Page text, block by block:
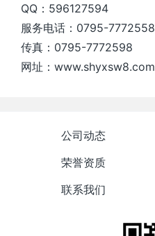
QQ：596127594
服务电话：0795-7772558
传真：0795-7772598
网址：www.shyxsw8.com
公司动态
荣誉资质
联系我们